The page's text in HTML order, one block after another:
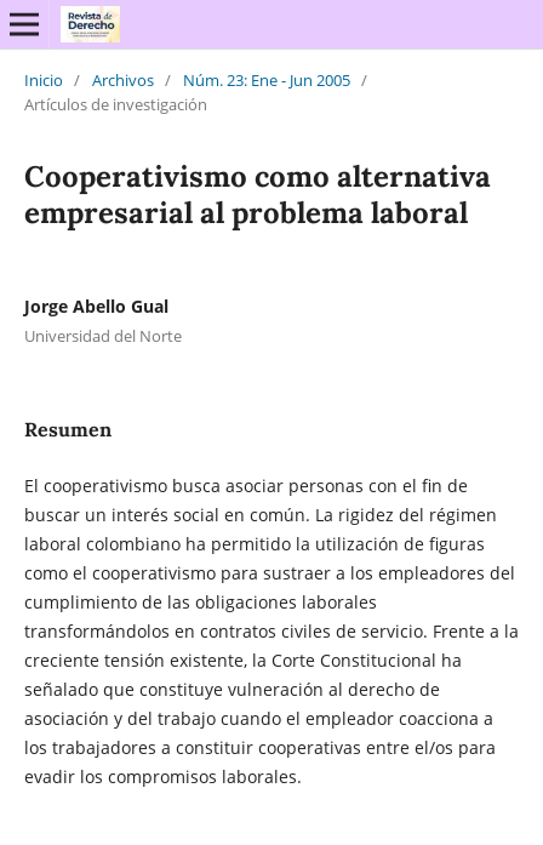
Inicio / Archivos / Núm. 23: Ene - Jun 2005 /
Artículos de investigación
Cooperativismo como alternativa
empresarial al problema laboral
Jorge Abello Gual
Universidad del Norte
Resumen
El cooperativismo busca asociar personas con el fin de
buscar un interés social en común. La rigidez del régimen
laboral colombiano ha permitido la utilización de figuras
como el cooperativismo para sustraer a los empleadores del
cumplimiento de las obligaciones laborales
transformándolos en contratos civiles de servicio. Frente a la
creciente tensión existente, la Corte Constitucional ha
señalado que constituye vulneración al derecho de
asociación y del trabajo cuando el empleador coacciona a
los trabajadores a constituir cooperativas entre el/os para
evadir los compromisos laborales.